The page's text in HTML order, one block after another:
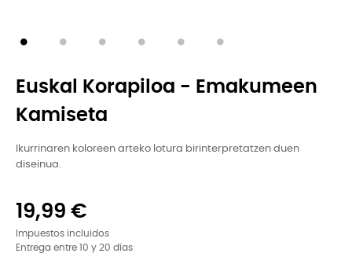
Euskal Korapiloa - Emakumeen
Kamiseta
Ikurrinaren koloreen arteko lotura birinterpretatzen duen
diseinua.
19,99 €
Impuestos incluidos
Entrega entre 10 y 20 días